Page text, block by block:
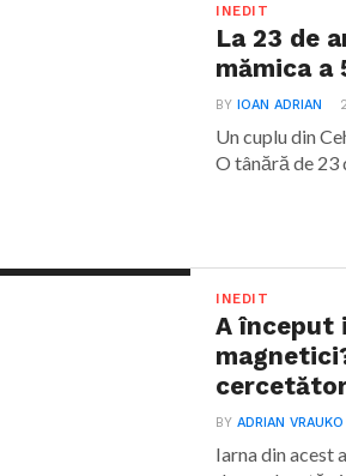
INEDIT
La 23 de
mămica a
BYIOAN ADRIAN
Un cuplu din
O tânără de 23
INEDIT
A început
BYADRIAN VRAUKO
Iarna din acest